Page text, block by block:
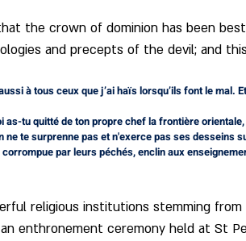
the crown of dominion has been
and precepts of the devil; and
à tous ceux que j’ai haïs lorsqu’ils font le mal.
te surprenne pas et n'exerce pas ses desseins
par leurs péchés, enclin aux
religious institutions stemming from
enthronement ceremony held at St